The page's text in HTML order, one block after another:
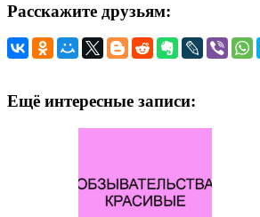
Расскажите друзьям:
Ещё интересные записи: